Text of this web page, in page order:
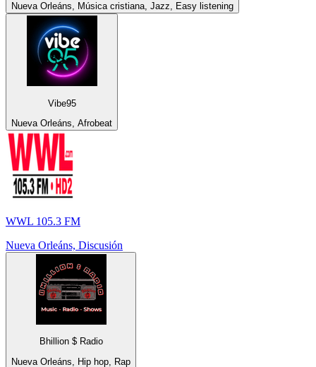
Nueva Orleáns, Música cristiana, Jazz, Easy listening
Vibe95
Nueva Orleáns, Afrobeat
WWL 105.3 FM
Nueva Orleáns, Discusión
Bhillion $ Radio
Nueva Orleáns, Hip hop, Rap